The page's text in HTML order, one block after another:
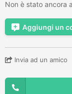
Non è stato ancora
Aggiungi un
Invia ad un amico